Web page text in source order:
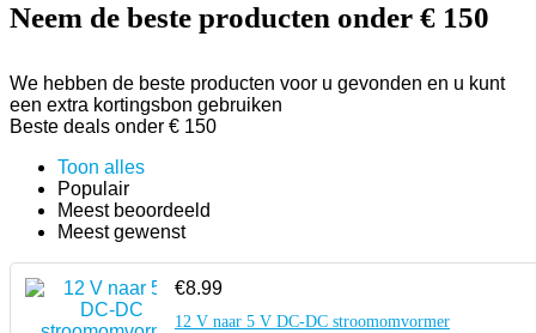
Neem de beste producten onder € 150
We hebben de beste producten voor u gevonden en u kunt
een extra kortingsbon gebruiken
Beste deals onder € 150
Toon alles
Populair
Meest beoordeeld
Meest gewenst
€8.99
12 V naar 5 V DC-DC stroomomvormer